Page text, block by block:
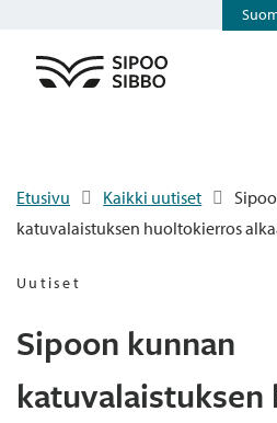
Etusivu Kaikki uutiset
katuvalaistuksen huoltokierros
Uutiset
Sipoon kunnan